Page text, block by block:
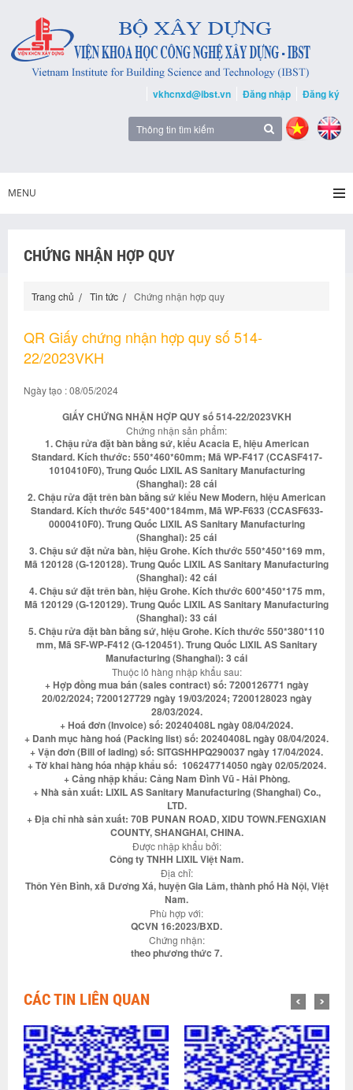
vkhcnxd@ibst.vn Đăng nhập Đăng ký
MENU
CHỨNG NHẬN HỢP QUY
Trang chủ Tin tức Chứng nhận hợp quy
QR Giấy chứng nhận hợp quy số 514-
22/2023VKH
Ngày tạo : 08/05/2024
GIẤY CHỨNG NHẬN HỢP QUY số 514-22/2023VKH
Chứng nhận sản phẩm:
1. Chậu rửa đặt bàn bằng sứ, kiểu Acacia E, hiệu American
Standard. Kích thước: 550*460*60mm; Mã WP-F417 (CCASF417-
1010410F0), Trung Quốc LIXIL AS Sanitary Manufacturing
(Shanghai): 28 cái
2. Chậu rửa đặt trên bàn bằng sứ kiểu New Modern, hiệu American
Standard. Kích thước 545*400*184mm, Mã WP-F633 (CCASF633-
0000410F0). Trung Quốc LIXIL AS Sanitary Manufacturing
(Shanghai): 25 cái
3. Chậu sứ đặt nửa bàn, hiệu Grohe. Kích thước 550*450*169 mm,
Mã 120128 (G-120128). Trung Quốc LIXIL AS Sanitary Manufacturing
(Shanghai): 42 cái
4. Chậu sứ đặt trên bàn, hiệu Grohe. Kích thước 600*450*175 mm,
Mã 120129 (G-120129). Trung Quốc LIXIL AS Sanitary Manufacturing
(Shanghai): 33 cái
5. Chậu rửa đặt bàn bằng sứ, hiệu Grohe. Kích thước 550*380*110
mm, Mã SF-WP-F412 (G-120451). Trung Quốc LIXIL AS Sanitary
Manufacturing (Shanghai): 3 cái
Thuộc lô hàng nhập khẩu sau:
+ Hợp đồng mua bán (sales contract) số: 7200126771 ngày
20/02/2024; 7200127729 ngày 19/03/2024; 7200128023 ngày
28/03/2024.
+ Hoá đơn (Invoice) số: 20240408L ngày 08/04/2024.
+ Danh mục hàng hoá (Packing list) số: 20240408L ngày 08/04/2024.
+ Vận đơn (Bill of lading) số: SITGSHHPQ290037 ngày 17/04/2024.
+ Tờ khai hàng hóa nhập khẩu số: 106247714050 ngày 02/05/2024.
+ Cảng nhập khẩu: Cảng Nam Đình Vũ - Hải Phòng.
+ Nhà sản xuất: LIXIL AS Sanitary Manufacturing (Shanghai) Co.,
LTD.
+ Địa chỉ nhà sản xuất: 70B PUNAN ROAD, XIDU TOWN.FENGXIAN
COUNTY, SHANGHAI, CHINA.
Được nhập khẩu bởi:
Công ty TNHH LIXIL Việt Nam.
Địa chỉ:
Thôn Yên Bình, xã Dương Xá, huyện Gia Lâm, thành phố Hà Nội, Việt
Nam.
Phù hợp với:
QCVN 16:2023/BXD.
Chứng nhận:
theo phương thức 7.
CÁC TIN LIÊN QUAN